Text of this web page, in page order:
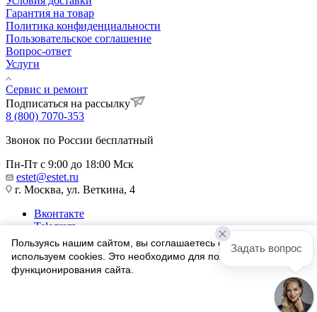
Гарантия на товар
Политика конфиденциальности
Пользовательское соглашение
Вопрос-ответ
Услуги
Сервис и ремонт
Подписаться на рассылку
8 (800) 7070-353
Звонок по России бесплатный
Пн-Пт с 9:00 до 18:00 Мск
estet@estet.ru
г. Москва, ул. Веткина, 4
Вконтакте
Telegram
Одноклассники
WhatsApp
1991-2026 © Ювелирный Дом ЭСТЕТ
Пользуясь нашим сайтом, вы соглашаетесь с тем, что мы
используем cookies. Это необходимо для полноценного
функционирования сайта.
Задать вопрос